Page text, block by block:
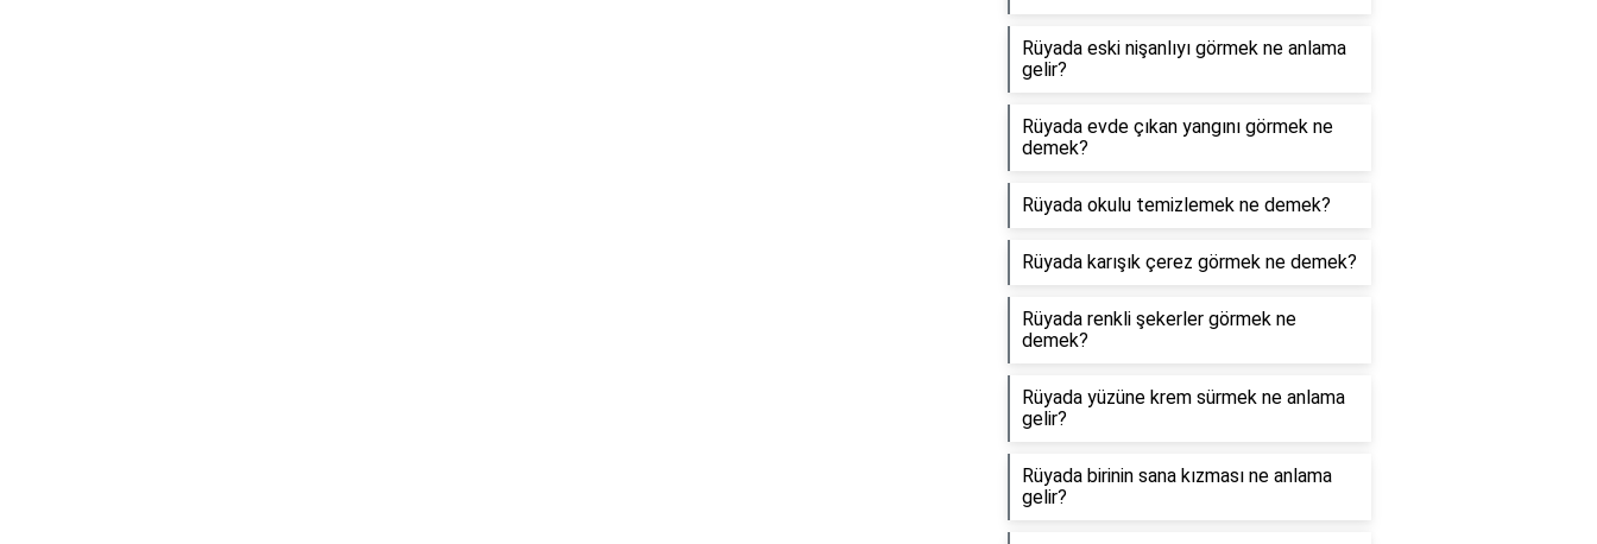
Rüyada eski nişanlıyı görmek ne anlama
gelir?
Rüyada evde çıkan yangını görmek ne
demek?
Rüyada okulu temizlemek ne demek?
Rüyada karışık çerez görmek ne demek?
Rüyada renkli şekerler görmek ne
demek?
Rüyada yüzüne krem sürmek ne anlama
gelir?
Rüyada birinin sana kızması ne anlama
gelir?